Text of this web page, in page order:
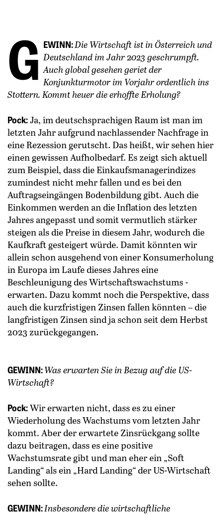
G EWINN:Die Wirtschaft ist in Österreich und
Deutschland im Jahr 2023 geschrumpft.
Auch global gesehen geriet der
Konjunkturmotor im Vorjahr ordentlich ins
Stottern. Kommt heuer die erhoffte Erholung?
Pock:Ja, im deutschsprachigen Raum ist man im
letzten Jahr aufgrund nachlassender Nachfrage in
eine Rezession gerutscht. Das heißt, wir sehen hier
einen gewissen Aufholbedarf. Es zeigt sich aktuell
zum Beispiel, dass die Einkaufsmanagerindizes
zumindest nicht mehr fallen und es bei den
Auftragseingängen Bodenbildung gibt. Auch die
Einkommen werden an die Inflation des letzten
Jahres angepasst und somit vermutlich stärker
steigen als die Preise in diesem Jahr, wodurch die
Kaufkraft gesteigert würde. Damit könnten wir
allein schon ausgehend von einer Konsumerholung
in Europa im Laufe dieses Jahres eine
Beschleunigung des Wirtschaftswachstums ­
erwarten. Dazu kommt noch die Perspektive, dass
auch die kurzfristigen Zinsen fallen könnten ­– die
langfris­tigen Zinsen sind ja schon seit dem Herbst
2023 zurückgegangen.
GEWINN:Was erwarten Sie in Bezug auf die US-
Wirtschaft?
Pock:Wir erwarten nicht, dass es zu einer
Wiederholung des Wachstums vom letzten Jahr
kommt. Aber der ­erwartete Zinsrückgang sollte
dazu beitragen, dass es eine positive
Wachstumsrate gibt und man eher ein „Soft
Landing“ als ein „Hard Landing“ der US-Wirtschaft
sehen sollte.
GEWINN:Insbesondere die wirtschaftliche